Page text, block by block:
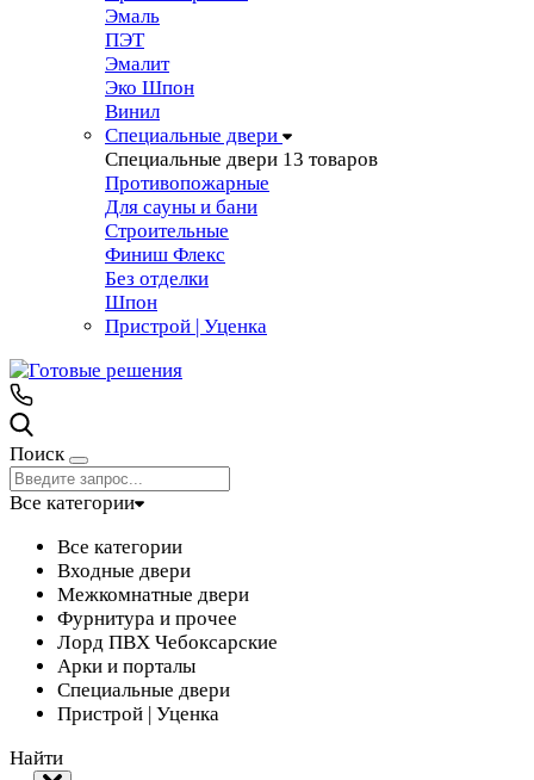
Эмаль
ПЭТ
Эмалит
Эко Шпон
Винил
Специальные двери
Специальные двери 13 товаров
Противопожарные
Для сауны и бани
Строительные
Финиш Флекс
Без отделки
Шпон
Пристрой | Уценка
Поиск
Все категории
Все категории
Входные двери
Межкомнатные двери
Фурнитура и прочее
Лорд ПВХ Чебоксарские
Арки и порталы
Специальные двери
Пристрой | Уценка
Найти